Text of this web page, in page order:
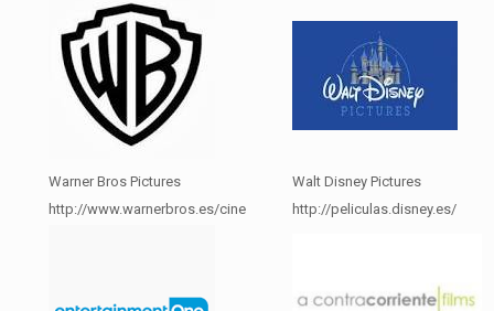
Warner Bros Pictures
Walt Disney Pictures
http://www.warnerbros.es/cine
http://peliculas.disney.es/